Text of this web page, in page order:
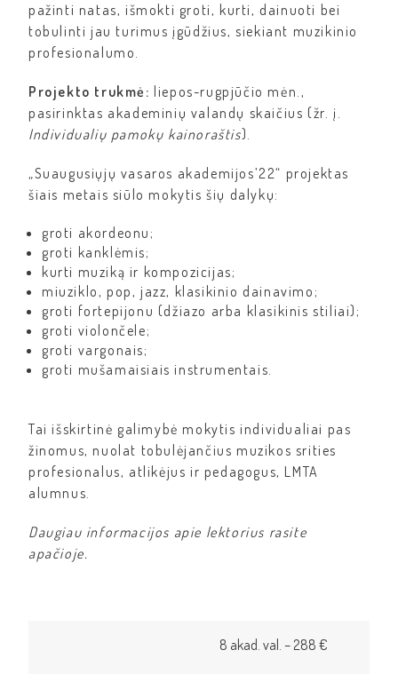
pažinti natas, išmokti groti, kurti, dainuoti bei
tobulinti jau turimus įgūdžius, siekiant muzikinio
profesionalumo.
Projekto trukmė: liepos-rugpjūčio mėn.,
pasirinktas akademinių valandų skaičius (žr. į.
Individualių pamokų kainoraštis).
„Suaugusiųjų vasaros akademijos’22“ projektas
šiais metais siūlo mokytis šių dalykų:
groti akordeonu;
groti kanklėmis;
kurti muziką ir kompozicijas;
miuziklo, pop, jazz, klasikinio dainavimo;
groti fortepijonu (džiazo arba klasikinis stiliai);
groti violončele;
groti vargonais;
groti mušamaisiais instrumentais.
Tai išskirtinė galimybė mokytis individualiai pas
žinomus, nuolat tobulėjančius muzikos srities
profesionalus, atlikėjus ir pedagogus, LMTA
alumnus.
Daugiau informacijos apie lektorius rasite
apačioje.
8 akad. val. – 288 €